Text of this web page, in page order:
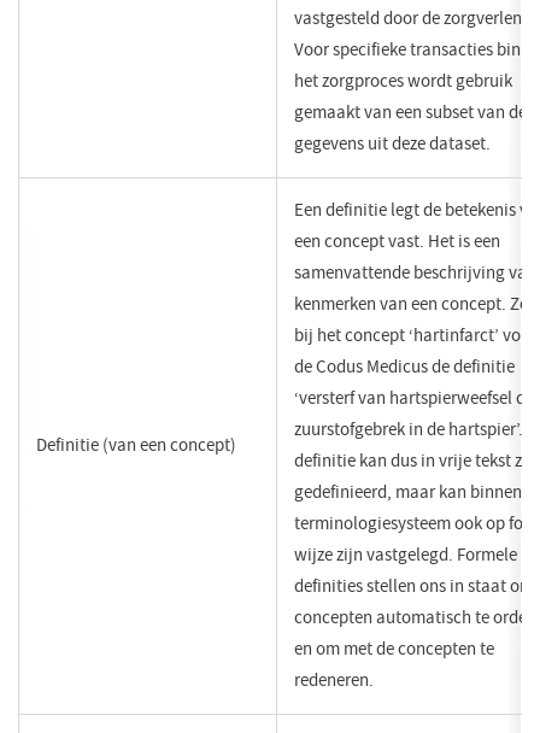
vastgesteld door de
Voor specifieke transacties
het zorgproces wordt gebruik
gemaakt van een subset van de
gegevens uit deze dataset.
Definitie (van een concept)
Een definitie legt de betekenis
een concept vast. Het is een
samenvattende beschrijving van
kenmerken van een concept. Zo
bij het concept ‘hartinfarct’
de Codus Medicus de definitie
‘versterf van hartspierweefsel
zuurstofgebrek in de hartspier’.
definitie kan dus in vrije tekst
gedefinieerd, maar kan binnen
terminologiesysteem ook op
wijze zijn vastgelegd. Formele
definities stellen ons in staat om
concepten automatisch te
en om met de concepten te
redeneren.